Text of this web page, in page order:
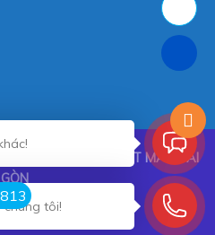
TRANG TRÍ NỘI THẤT MÀN SÀI
GÒN
chúng tôi!